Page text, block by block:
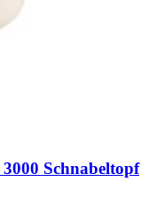
Schnabeltopf